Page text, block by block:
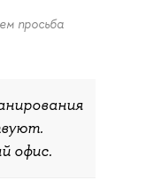
просьба
офис.